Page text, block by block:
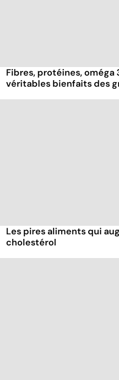
Fibres, protéines, oméga
véritables bienfaits des
Les pires aliments qui
cholestérol